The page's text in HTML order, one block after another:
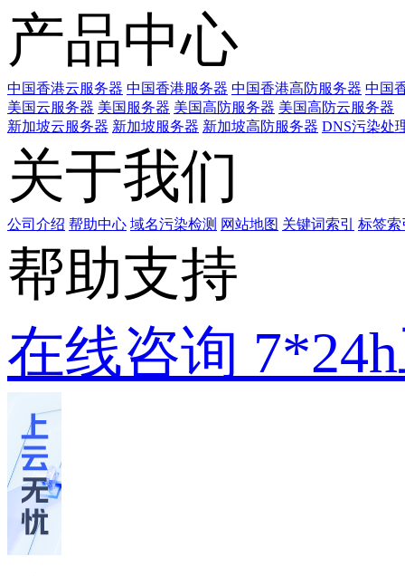
产品中心
中国香港云服务器 中国香港服务器 中国香港高防服务器 中国
美国云服务器 美国服务器 美国高防服务器 美国高防云服务器
新加坡云服务器 新加坡服务器 新加坡高防服务器 DNS污染处
关于我们
公司介绍 帮助中心 域名污染检测 网站地图 关键词索引 标签索
帮助支持
在线咨询